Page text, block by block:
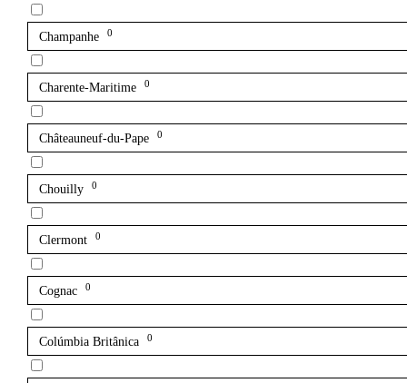
Champanhe 0
Charente-Maritime 0
Châteauneuf-du-Pape 0
Chouilly 0
Clermont 0
Cognac 0
Colúmbia Britânica 0